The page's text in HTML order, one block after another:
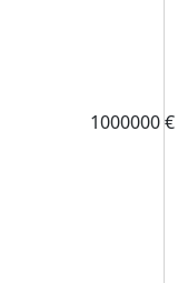
1000000 €